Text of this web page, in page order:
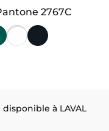
2767C
disponible à LAVAL